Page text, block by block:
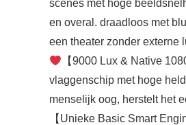
scènes met hoge
en overal. draadloos met
een theater zonder externe
【9000 Lux & Native
vlaggenschip met hoge
menselijk oog, herstelt het
【Unieke Basic Smart